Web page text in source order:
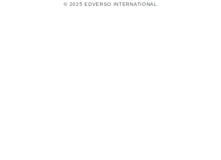
© 2025 EDVERSO INTERNATIONAL.